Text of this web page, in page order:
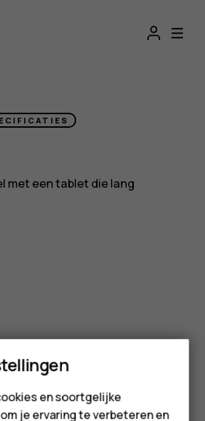
met een tablet die lang
en soortgelijke
je ervaring te verbeteren en